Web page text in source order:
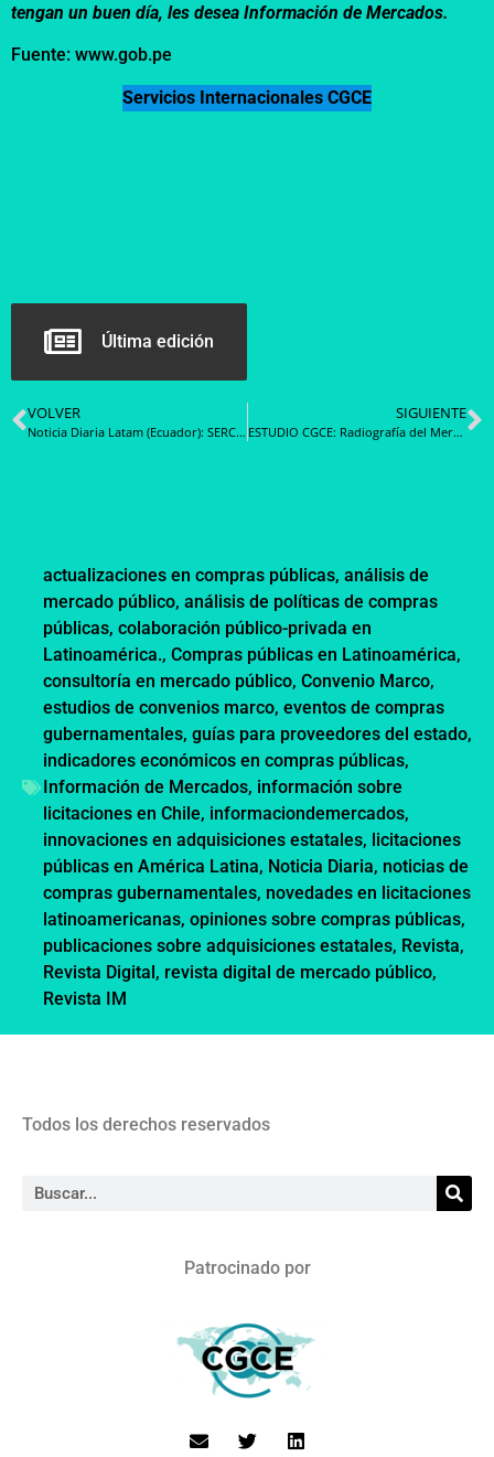
tengan un buen día, les desea Información de Mercados.
Fuente: www.gob.pe
Servicios Internacionales CGCE
Última edición
VOLVER
Noticia Diaria Latam (Ecuador): SERCOP lanza programa gratuito de formación integral en contratación pública
SIGUIENTE
ESTUDIO CGCE: Radiografía del Mercado de Administración de Beneficios de Alimentación de los principales actores, Edenred, Pluxee y Amipass
actualizaciones en compras públicas, análisis de
mercado público, análisis de políticas de compras
públicas, colaboración público-privada en
Latinoamérica., Compras públicas en Latinoamérica,
consultoría en mercado público, Convenio Marco,
estudios de convenios marco, eventos de compras
gubernamentales, guías para proveedores del estado,
indicadores económicos en compras públicas,
Información de Mercados, información sobre
licitaciones en Chile, informaciondemercados,
innovaciones en adquisiciones estatales, licitaciones
públicas en América Latina, Noticia Diaria, noticias de
compras gubernamentales, novedades en licitaciones
latinoamericanas, opiniones sobre compras públicas,
publicaciones sobre adquisiciones estatales, Revista,
Revista Digital, revista digital de mercado público,
Revista IM
Todos los derechos reservados
Patrocinado por